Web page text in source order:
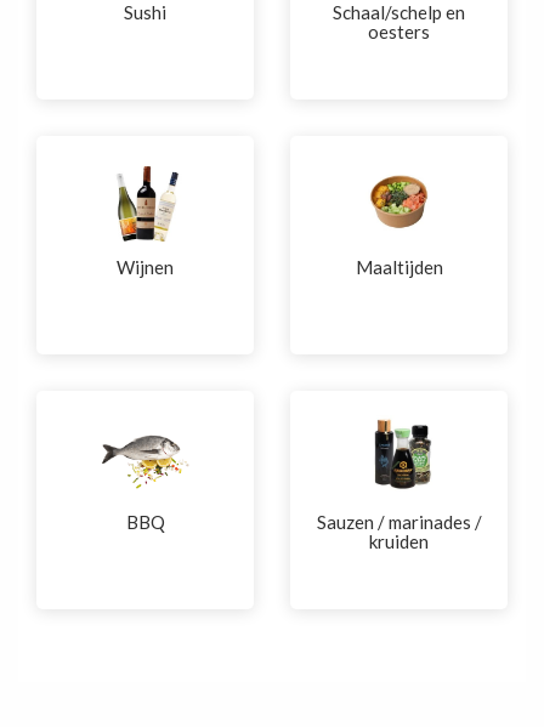
Sushi
Schaal/schelp en
oesters
Wijnen Maaltijden
BBQ
Sauzen / marinades /
kruiden